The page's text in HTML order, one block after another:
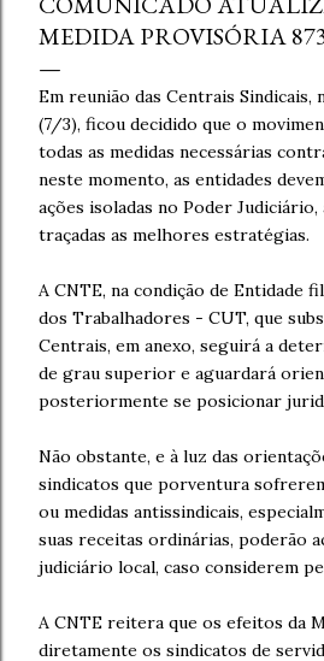
MEDIDA PROVISÓRIA
Em reunião das Centrais Sindicais,
(7/3), ficou decidido que o
todas as medidas necessárias
neste momento, as entidades
ações isoladas no Poder Judiciário,
traçadas as melhores estratégias.
A CNTE, na condição de Entidade
dos Trabalhadores - CUT, que
Centrais, em anexo, seguirá a
de grau superior e aguardará
posteriormente se posicionar
Não obstante, e à luz das
sindicatos que porventura
ou medidas antissindicais,
suas receitas ordinárias, poderão
judiciário local, caso considerem
A CNTE reitera que os efeitos da
diretamente os sindicatos de